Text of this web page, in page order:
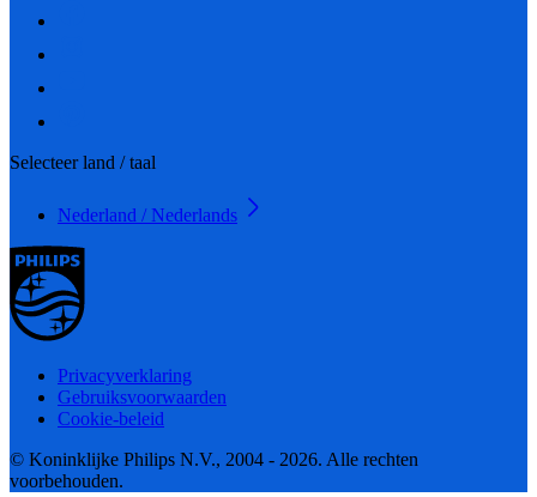
Selecteer land / taal
Nederland / Nederlands
Privacyverklaring
Gebruiksvoorwaarden
Cookie-beleid
© Koninklijke Philips N.V., 2004 - 2026. Alle rechten
voorbehouden.